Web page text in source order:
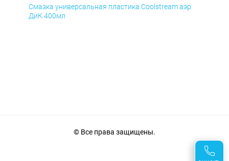
Смазка универсальная пластика Coolstream аэр
ДиК 400мл
© Все права защищены.